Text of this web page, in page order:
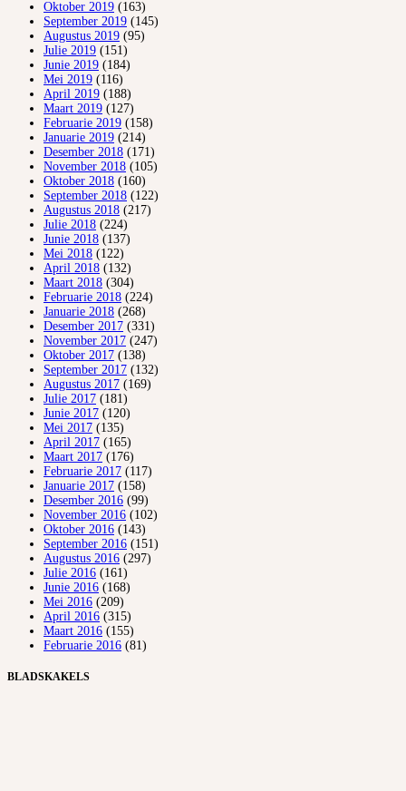
Oktober 2019 (163)
September 2019 (145)
Augustus 2019 (95)
Julie 2019 (151)
Junie 2019 (184)
Mei 2019 (116)
April 2019 (188)
Maart 2019 (127)
Februarie 2019 (158)
Januarie 2019 (214)
Desember 2018 (171)
November 2018 (105)
Oktober 2018 (160)
September 2018 (122)
Augustus 2018 (217)
Julie 2018 (224)
Junie 2018 (137)
Mei 2018 (122)
April 2018 (132)
Maart 2018 (304)
Februarie 2018 (224)
Januarie 2018 (268)
Desember 2017 (331)
November 2017 (247)
Oktober 2017 (138)
September 2017 (132)
Augustus 2017 (169)
Julie 2017 (181)
Junie 2017 (120)
Mei 2017 (135)
April 2017 (165)
Maart 2017 (176)
Februarie 2017 (117)
Januarie 2017 (158)
Desember 2016 (99)
November 2016 (102)
Oktober 2016 (143)
September 2016 (151)
Augustus 2016 (297)
Julie 2016 (161)
Junie 2016 (168)
Mei 2016 (209)
April 2016 (315)
Maart 2016 (155)
Februarie 2016 (81)
BLADSKAKELS